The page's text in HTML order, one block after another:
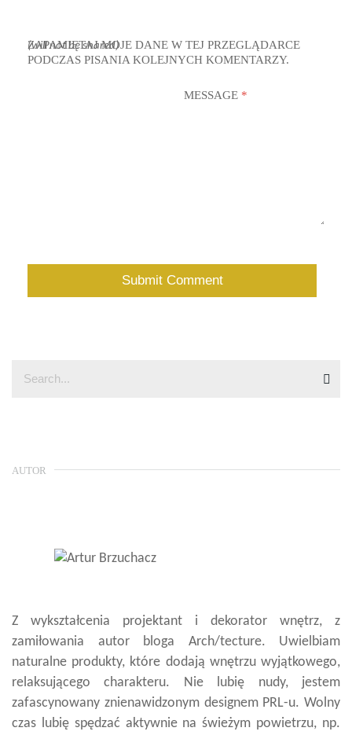
(will not be shared)
ZAPAMIĘTAJ MOJE DANE W TEJ PRZEGLĄDARCE
PODCZAS PISANIA KOLEJNYCH KOMENTARZY.
MESSAGE *
AUTOR
Z wykształcenia projektant i dekorator wnętrz, z
zamiłowania autor bloga Arch/tecture. Uwielbiam
naturalne produkty, które dodają wnętrzu wyjątkowego,
relaksującego charakteru. Nie lubię nudy, jestem
zafascynowany znienawidzonym designem PRL-u. Wolny
czas lubię spędzać aktywnie na świeżym powietrzu, np.